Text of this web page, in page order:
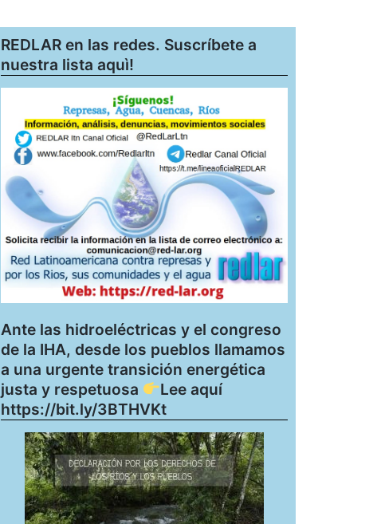
REDLAR en las redes. Suscríbete a
nuestra lista aquì!
Ante las hidroeléctricas y el congreso
de la IHA, desde los pueblos llamamos
a una urgente transición energética
justa y respetuosa
Lee aquí
https://bit.ly/3BTHVKt